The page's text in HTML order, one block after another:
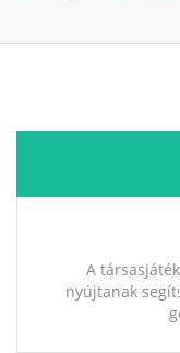
A
nyújtanak